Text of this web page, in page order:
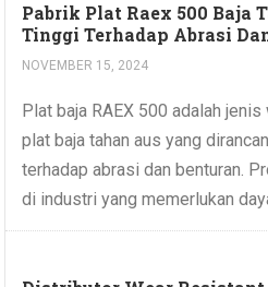
Pabrik Plat Raex 500 Baja
Tinggi Terhadap Abrasi
NOVEMBER 15, 2024
Plat baja RAEX 500 adalah
plat baja tahan aus yang
terhadap abrasi dan benturan.
di industri yang memerlukan